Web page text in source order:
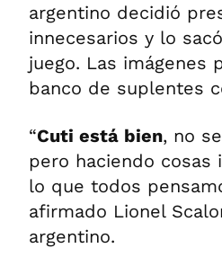
argentino decidió
innecesarios y lo
juego. Las imágenes
banco de suplentes
“Cuti está bien, no
pero haciendo cosas
lo que todos
afirmado Lionel
argentino.